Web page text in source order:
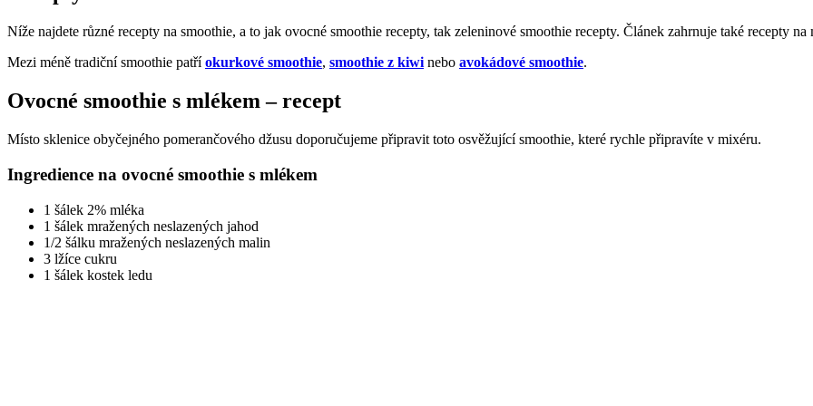
Níže najdete různé recepty na smoothie, a to jak ovocné smoothie recepty, tak zeleninové smoothie recepty. Článek zahrnuje také recepty na
Mezi méně tradiční smoothie patříokurkové smoothie, smoothie z kiwi nebo avokádové smoothie.
Ovocné smoothie s mlékem – recept
Místo sklenice obyčejného pomerančového džusu doporučujeme připravit toto osvěžující smoothie, které rychle připravíte v mixéru.
Ingredience na ovocné smoothie s mlékem
1 šálek 2% mléka
1 šálek mražených neslazených jahod
1/2 šálku mražených neslazených malin
3 lžíce cukru
1 šálek kostek ledu